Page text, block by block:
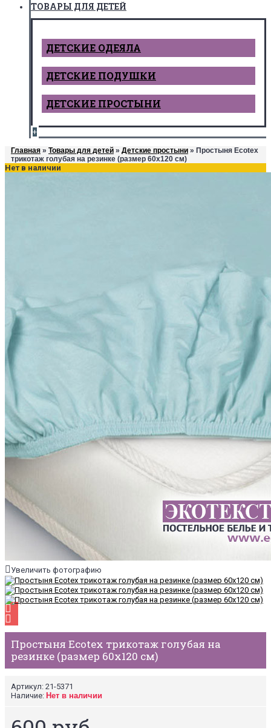
ТОВАРЫ ДЛЯ ДЕТЕЙ
ДЕТCКИЕ ОДЕЯЛА
ДЕТСКИЕ ПОДУШКИ
ДЕТСКИЕ ПРОСТЫНИ
+
Главная » Товары для детей » Детские простыни » Простыня Ecotex
трикотаж голубая на резинке (размер 60х120 см)
Нет в наличии
Увеличить фотографию
Простыня Ecotex трикотаж голубая на
резинке (размер 60х120 см)
Артикул: 21-5371
Наличие: Нет в наличии